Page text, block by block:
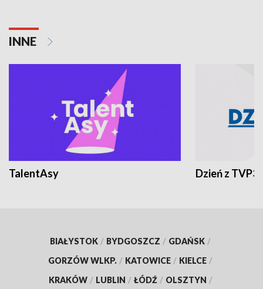
INNE
TalentAsy Dzień z TVP3
BIAŁYSTOK / BYDGOSZCZ / GDAŃSK /
GORZÓW WLKP. / KATOWICE / KIELCE /
KRAKÓW / LUBLIN / ŁÓDŹ / OLSZTYN /